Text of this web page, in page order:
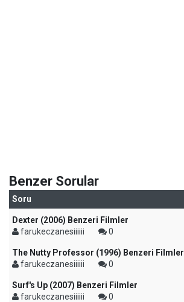
Benzer Sorular
Soru
Dexter (2006) Benzeri Filmler
farukeczanesiiiiii
0
The Nutty Professor (1996) Benzeri Filmler
farukeczanesiiiiii
0
Surf's Up (2007) Benzeri Filmler
farukeczanesiiiiii
0